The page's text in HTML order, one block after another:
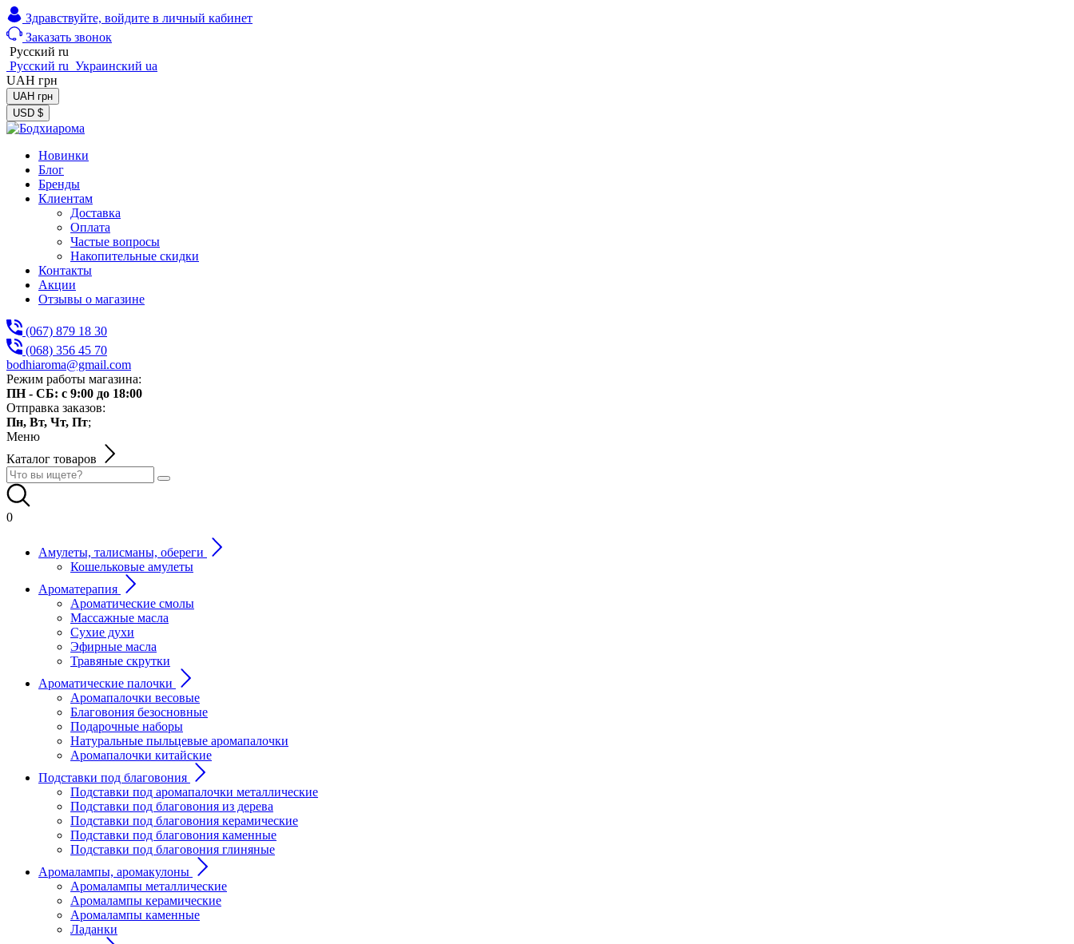
Здравствуйте, войдите в личный кабинет
Заказать звонок
Русский ru
Русский ru Украинский ua
UAH грн
UAH грн
USD $
Новинки
Блог
Бренды
Клиентам
Доставка
Оплата
Частые вопросы
Накопительные скидки
Контакты
Акции
Отзывы о магазине
(067) 879 18 30
(068) 356 45 70
bodhiaroma@gmail.com
Режим работы магазина:
ПН - СБ: с 9:00 до 18:00
Отправка заказов:
Пн, Вт, Чт, Пт;
Меню
Каталог товаров
0
Амулеты, талисманы, обереги
Кошельковые амулеты
Ароматерапия
Ароматические смолы
Массажные масла
Сухие духи
Эфирные масла
Травяные скрутки
Ароматические палочки
Аромапалочки весовые
Благовония безосновные
Подарочные наборы
Натуральные пыльцевые аромапалочки
Аромапалочки китайские
Подставки под благовония
Подставки под аромапалочки металлические
Подставки под благовония из дерева
Подставки под благовония керамические
Подставки под благовония каменные
Подставки под благовония глиняные
Аромалампы, аромакулоны
Аромалампы металлические
Аромалампы керамические
Аромалампы каменные
Ладанки